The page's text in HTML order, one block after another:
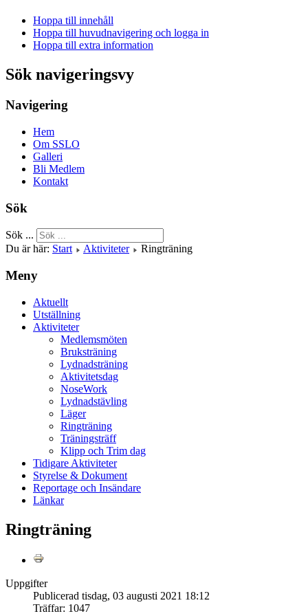
Hoppa till innehåll
Hoppa till huvudnavigering och logga in
Hoppa till extra information
Sök navigeringsvy
Navigering
Hem
Om SSLO
Galleri
Bli Medlem
Kontakt
Sök
Sök ...
Du är här: Start Aktiviteter Ringträning
Meny
Aktuellt
Utställning
Aktiviteter
Medlemsmöten
Bruksträning
Lydnadsträning
Aktivitetsdag
NoseWork
Lydnadstävling
Läger
Ringträning
Träningsträff
Klipp och Trim dag
Tidigare Aktiviteter
Styrelse & Dokument
Reportage och Insändare
Länkar
Ringträning
Uppgifter
Publicerad tisdag, 03 augusti 2021 18:12
Träffar: 1047